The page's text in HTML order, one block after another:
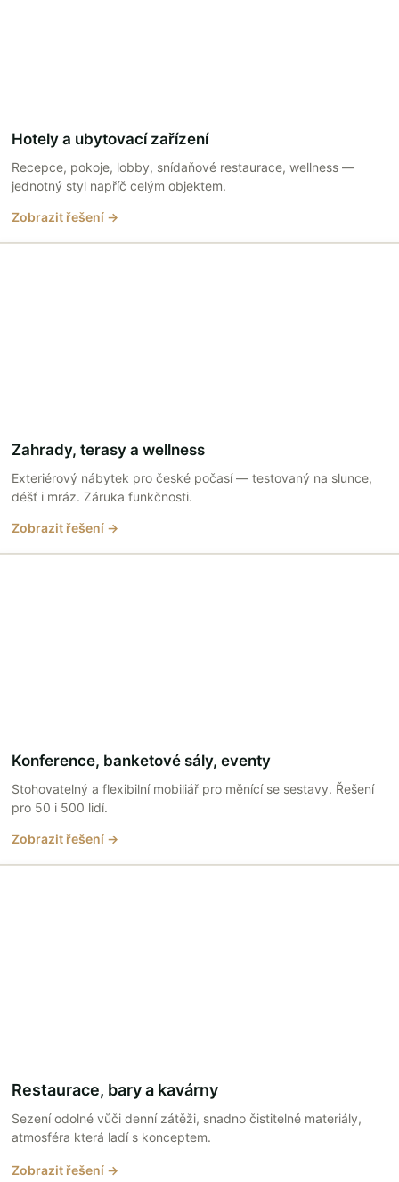
Hotely a ubytovací zařízení
Recepce, pokoje, lobby, snídaňové restaurace, wellness —
jednotný styl napříč celým objektem.
Zobrazit řešení →
Zahrady, terasy a wellness
Exteriérový nábytek pro české počasí — testovaný na slunce,
déšť i mráz. Záruka funkčnosti.
Zobrazit řešení →
Konference, banketové sály, eventy
Stohovatelný a flexibilní mobiliář pro měnící se sestavy. Řešení
pro 50 i 500 lidí.
Zobrazit řešení →
Restaurace, bary a kavárny
Sezení odolné vůči denní zátěži, snadno čistitelné materiály,
atmosféra která ladí s konceptem.
Zobrazit řešení →